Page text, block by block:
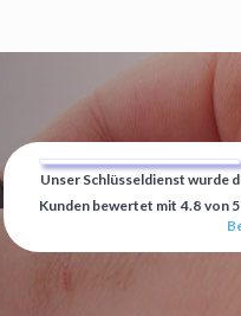
Unser Schlüsseldienst wurde
Kunden bewertet mit 4.8 von 5